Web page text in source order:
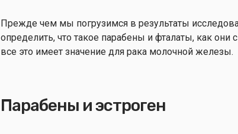
Прежде чем мы погрузимся в результаты
определить, что такое парабены и фталаты, как они
все это имеет значение для рака молочной железы.
Парабены и эстроген